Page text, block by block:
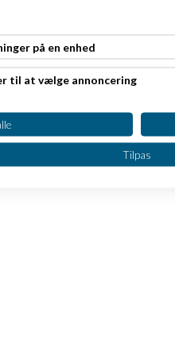
på en enhed
til at vælge annoncering
annoncering
Tilpas